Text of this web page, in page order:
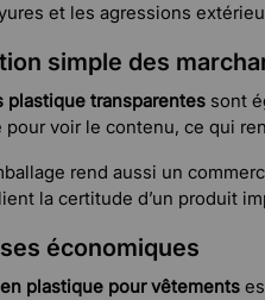
et les agressions
simple des
plastique transparentes sont
pour voir le contenu, ce qui
rend aussi un
la certitude d’un produit
économiques
plastique pour vêtements